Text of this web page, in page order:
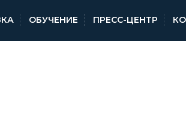
ОБУЧЕНИЕ ПРЕСС-ЦЕНТР